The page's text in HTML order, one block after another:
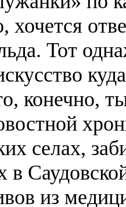
хочется
Тот
конечно,
селах,
в
из